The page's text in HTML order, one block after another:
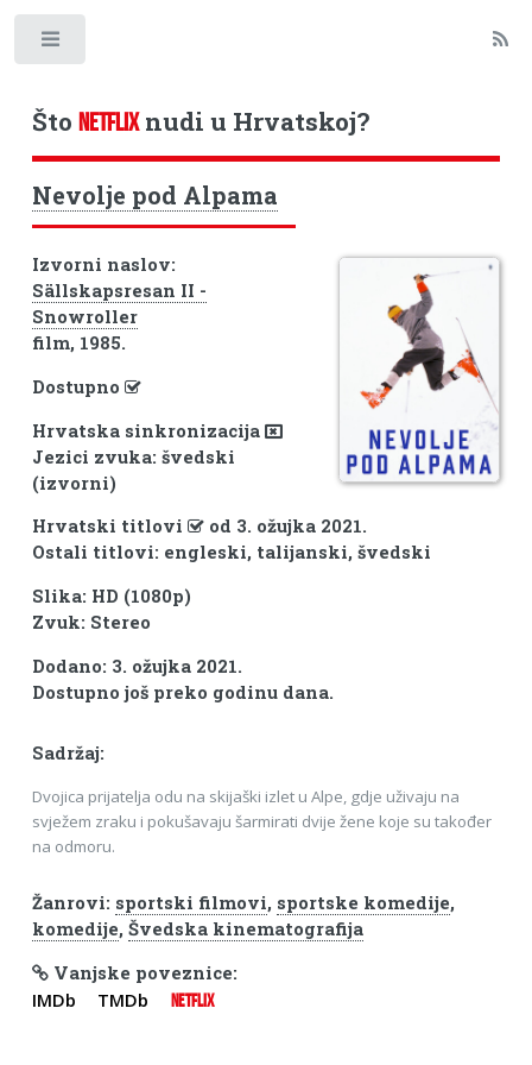
Što NETFLIXnudi u Hrvatskoj?
Nevolje pod Alpama
Izvorni naslov:
Sällskapsresan II -
Snowroller
film, 1985.
Dostupno
Hrvatska sinkronizacija
Jezici zvuka: švedski
(izvorni)
Hrvatski titlovi
od 3. ožujka 2021.
Ostali titlovi: engleski, talijanski, švedski
Slika: HD (1080p)
Zvuk: Stereo
Dodano: 3. ožujka 2021.
Dostupno još preko godinu dana.
Sadržaj:
Dvojica prijatelja odu na skijaški izlet u Alpe, gdje uživaju na
svježem zraku i pokušavaju šarmirati dvije žene koje su također
na odmoru.
Žanrovi: sportski filmovi, sportske komedije,
komedije, Švedska kinematografija
Vanjske poveznice:
IMDb TMDb NETFLIX